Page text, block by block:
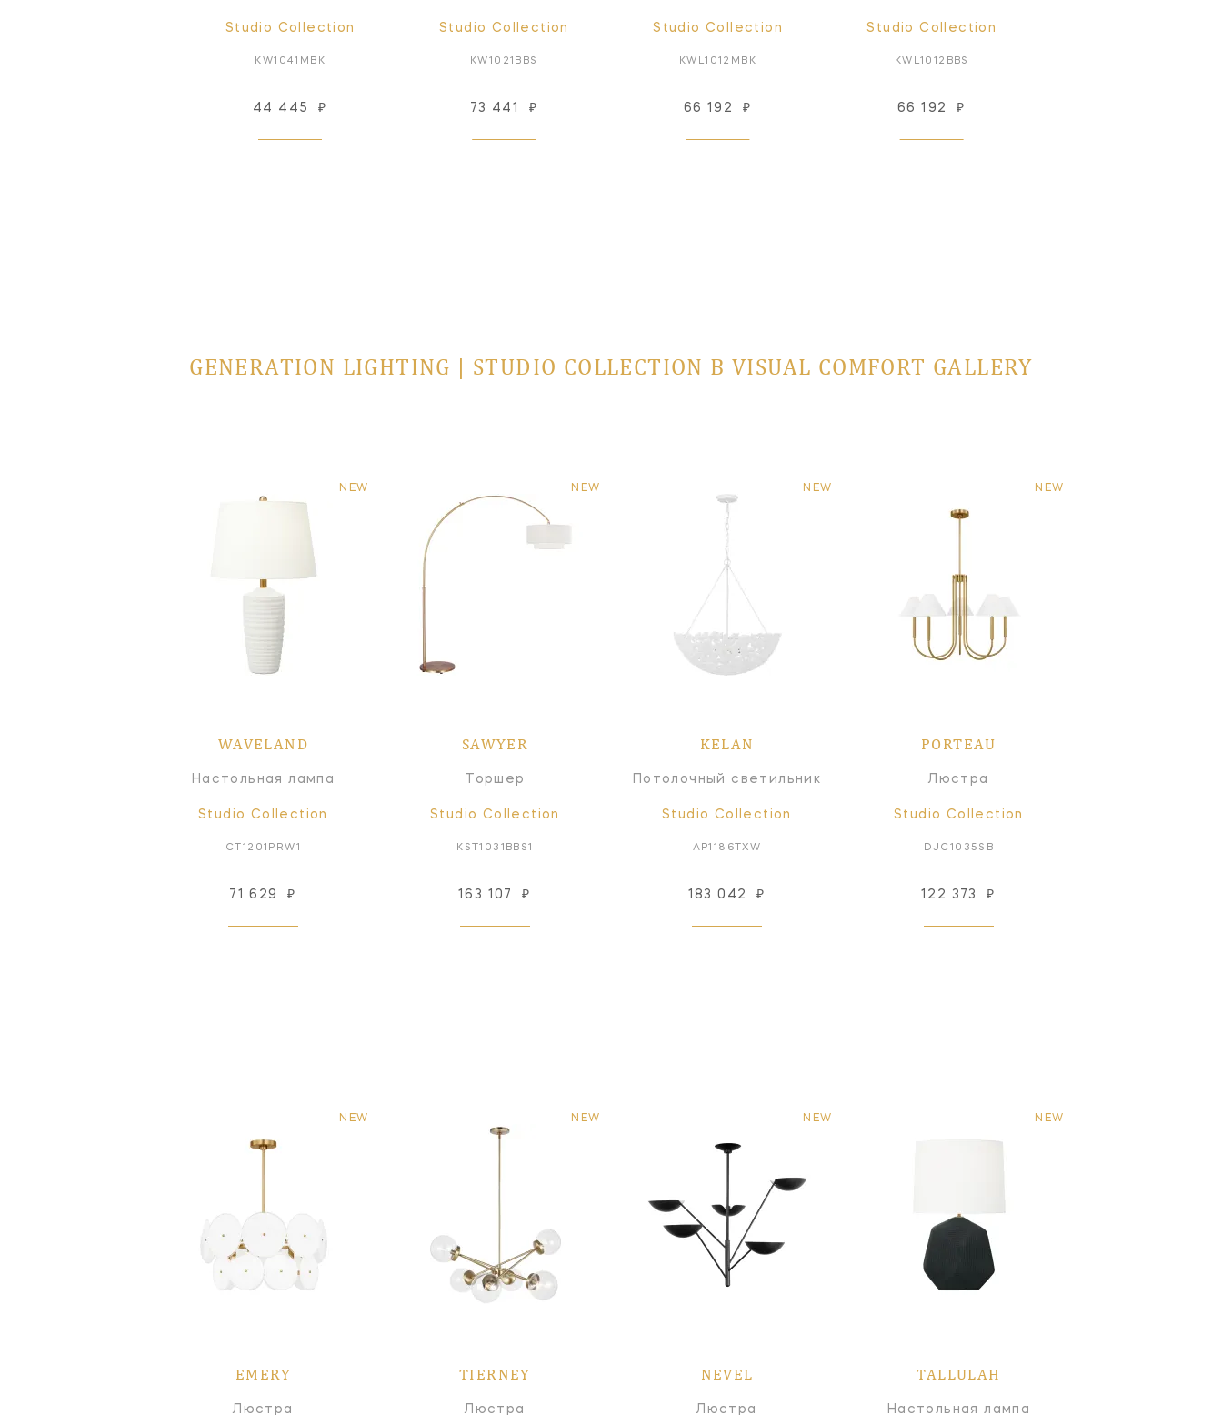
Studio Collection
KW1041MBK
44 445 ₽
Studio Collection
KW1021BBS
73 441 ₽
Studio Collection
KWL1012MBK
66 192 ₽
Studio Collection
KWL1012BBS
66 192 ₽
GENERATION LIGHTING | STUDIO COLLECTION В VISUAL COMFORT GALLERY
NEW
WAVELAND
Настольная лампа
Studio Collection
CT1201PRW1
71 629 ₽
NEW
SAWYER
Торшер
Studio Collection
KST1031BBS1
163 107 ₽
NEW
KELAN
Потолочный светильник
Studio Collection
AP1186TXW
183 042 ₽
NEW
PORTEAU
Люстра
Studio Collection
DJC1035SB
122 373 ₽
NEW
EMERY
Люстра
NEW
TIERNEY
Люстра
NEW
NEVEL
Люстра
NEW
TALLULAH
Настольная лампа